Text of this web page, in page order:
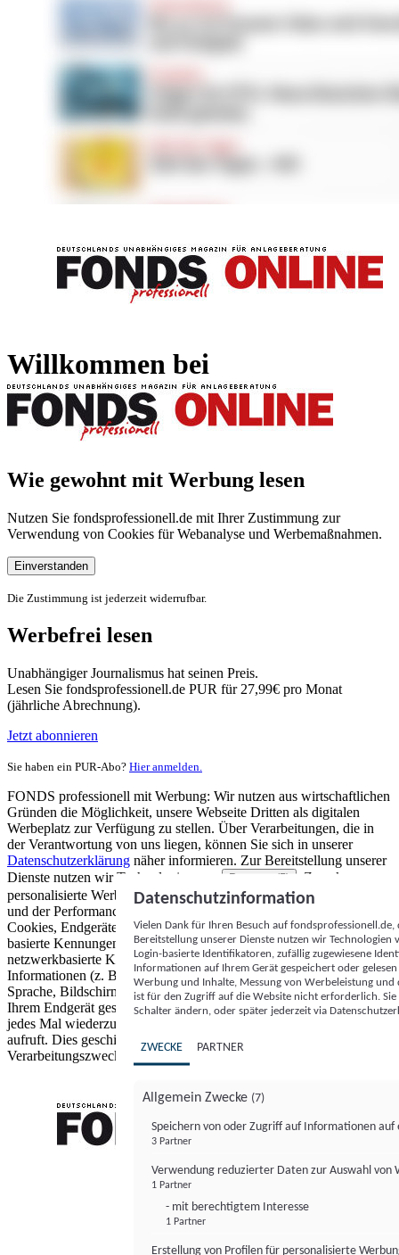
Willkommen bei
Wie gewohnt mit Werbung lesen
Nutzen Sie fondsprofessionell.de mit Ihrer Zustimmung zur
Verwendung von Cookies für Webanalyse und Werbemaßnahmen.
Einverstanden
Die Zustimmung ist jederzeit widerrufbar.
Werbefrei lesen
Unabhängiger Journalismus hat seinen Preis.
Lesen Sie fondsprofessionell.de PUR für 27,99€ pro Monat
(jährliche Abrechnung).
Jetzt abonnieren
Sie haben ein PUR-Abo? Hier anmelden.
FONDS professionell mit Werbung: Wir nutzen aus wirtschaftlichen
Gründen die Möglichkeit, unsere Webseite Dritten als digitalen
Werbeplatz zur Verfügung zu stellen. Über Verarbeitungen, die in
der Verantwortung von uns liegen, können Sie sich in unserer
Datenschutzerklärung näher informieren. Zur Bereitstellung unserer
Dienste nutzen wir Technologien von
Partnern (5)
. Zwecke:
personalisierte Werbung und Inhalte, Messung von Werbeleistung
und der Performance von Inhalten sowie Zielgruppenforschung.
Cookies, Endgeräte- oder ähnliche Online-Kennungen (z. B. login-
basierte Kennungen, zufällig generierte Kennungen,
netzwerkbasierte Kennungen) können zusammen mit anderen
Informationen (z. B. Browsertyp und Browserinformationen,
Sprache, Bildschirmgröße, unterstützte Technologien usw.) auf
Ihrem Endgerät gespeichert oder von dort ausgelesen werden, um es
jedes Mal wiederzuerkennen, wenn es eine App oder einer Webseite
aufruft. Dies geschieht für einen oder mehrere der hier aufgeführten
Verarbeitungszwecke.
Datenschutzinformation
Vielen Dank für Ihren Besuch auf
Bereitstellung unserer Dienste nutzen wir Technologien
Login-basierte Identifikatoren, zufällig zugewiesene
Informationen auf Ihrem Gerät gespeichert oder
Werbung und Inhalte, Messung von Werbeleistung
ist für den Zugriff auf die Website nicht erforderlich.
Schalter ändern, oder später jederzeit via
ZWECKE PARTNER
Allgemein Zwecke (7)
Speichern von oder Zugriff auf Informationen auf
3 Partner
Verwendung reduzierter Daten zur Auswahl von
1 Partner
- mit berechtigtem Interesse
1 Partner
Erstellung von Profilen für personalisierte
FONDS professionell